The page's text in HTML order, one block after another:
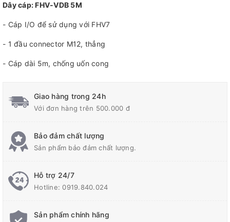
Dây cáp: FHV-VDB 5M
- Cáp I/O để sử dụng với FHV7
- 1 đầu connector M12, thẳng
- Cáp dài 5m, chống uốn cong
Giao hàng trong 24h
Với đơn hàng trên 500.000 đ
Bảo đảm chất lượng
Sản phẩm bảo đảm chất lượng.
Hỗ trợ 24/7
Hotline:0919.840.024
Sản phẩm chính hãng